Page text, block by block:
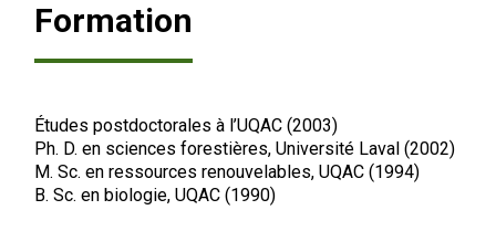
Formation
Études postdoctorales à l’UQAC (2003)
Ph. D. en sciences forestières, Université Laval (2002)
M. Sc. en ressources renouvelables, UQAC (1994)
B. Sc. en biologie, UQAC (1990)